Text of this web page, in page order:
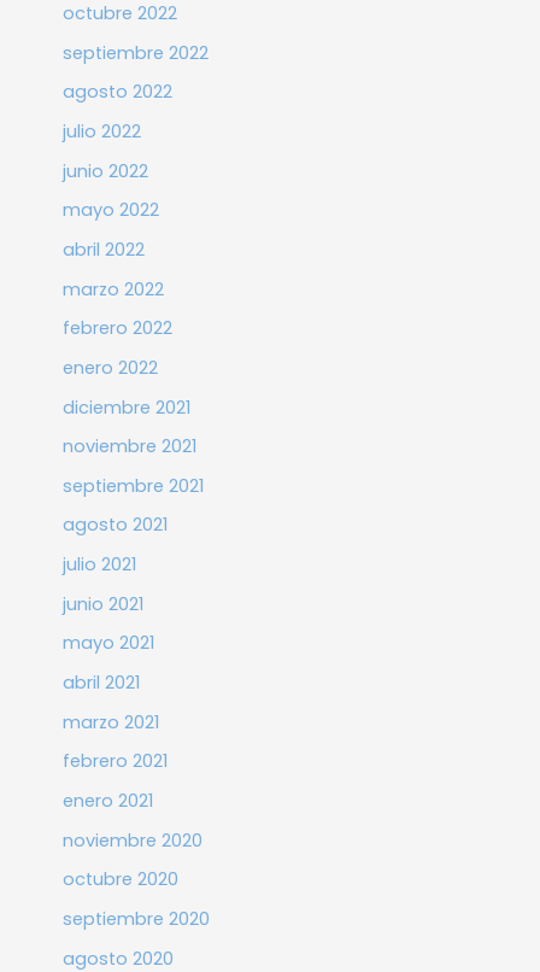
octubre 2022
septiembre 2022
agosto 2022
julio 2022
junio 2022
mayo 2022
abril 2022
marzo 2022
febrero 2022
enero 2022
diciembre 2021
noviembre 2021
septiembre 2021
agosto 2021
julio 2021
junio 2021
mayo 2021
abril 2021
marzo 2021
febrero 2021
enero 2021
noviembre 2020
octubre 2020
septiembre 2020
agosto 2020